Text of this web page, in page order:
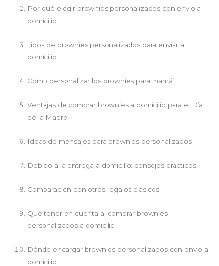
Por qué elegir brownies personalizados con envío a
domicilio
Tipos de brownies personalizados para enviar a
domicilio
Cómo personalizar los brownies para mamá
Ventajas de comprar brownies a domicilio para el Día
de la Madre
Ideas de mensajes para brownies personalizados
Debido a la entrega a domicilio: consejos prácticos
Comparación con otros regalos clásicos
Qué tener en cuenta al comprar brownies
personalizados a domicilio
Dónde encargar brownies personalizados con envío a
domicilio